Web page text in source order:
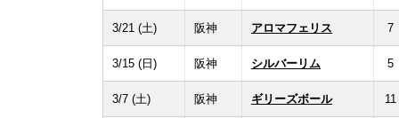
3/21 (土) 阪神 アロマフェリス 7
3/15 (日) 阪神 シルバーリム 5
3/7 (土) 阪神 ギリーズボール 11